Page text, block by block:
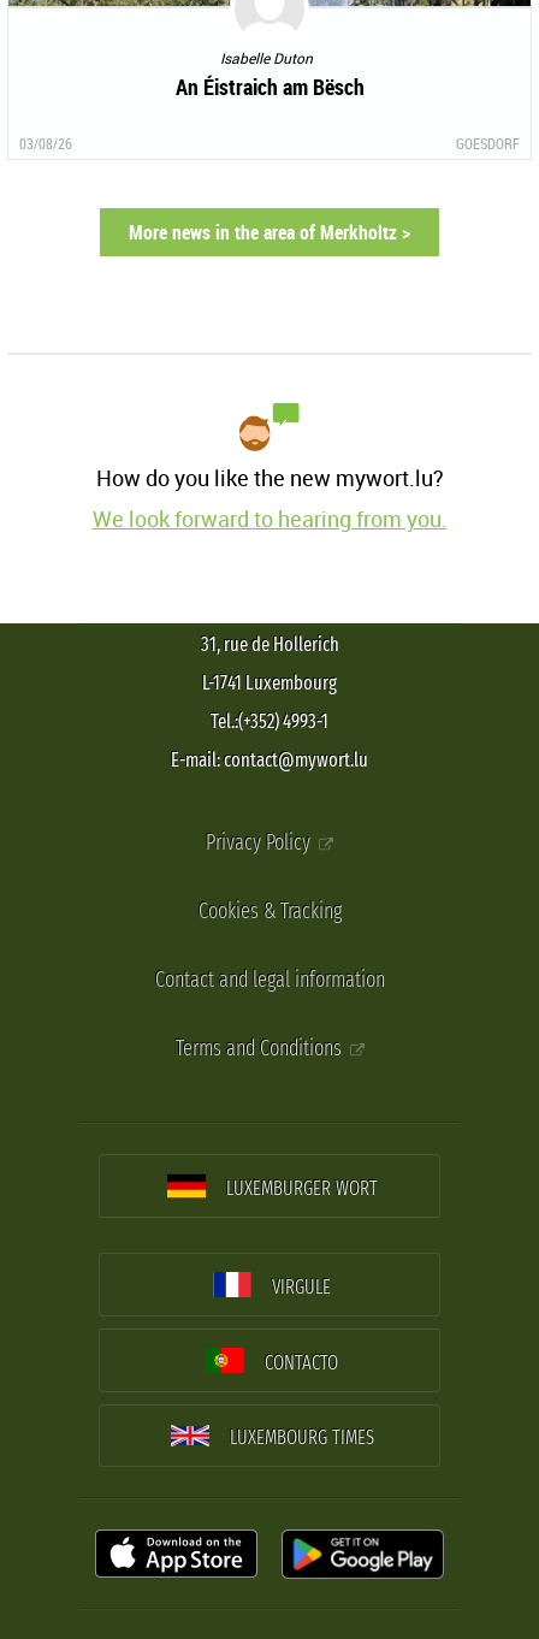
Isabelle Duton
An Éistraich am Bësch
03/08/26 GOESDORF
More news in the area of Merkholtz >
How do you like the new mywort.lu?
We look forward to hearing from you.
31, rue de Hollerich
L-1741 Luxembourg
Tel.:(+352) 4993-1
E-mail: contact@mywort.lu
Privacy Policy
Cookies & Tracking
Contact and legal information
Terms and Conditions
LUXEMBURGER WORT
VIRGULE
CONTACTO
LUXEMBOURG TIMES